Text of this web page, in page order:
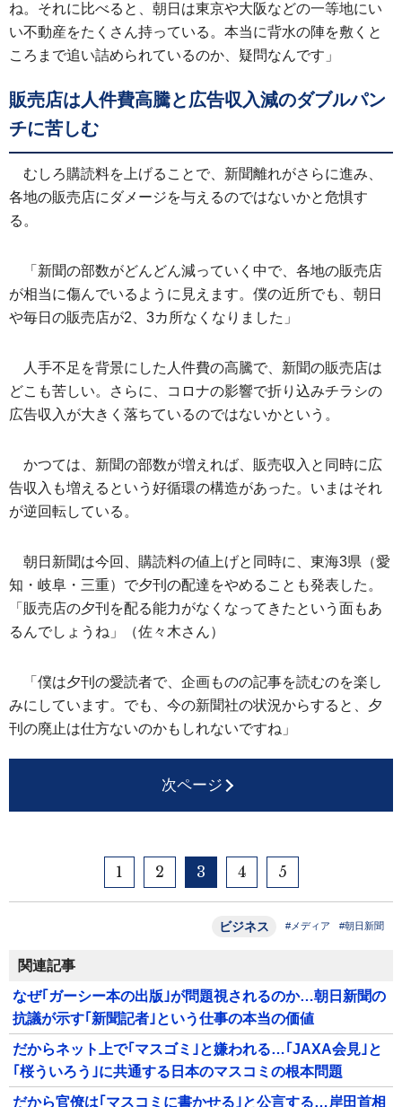
ね。それに比べると、朝日は東京や大阪などの一等地にい
い不動産をたくさん持っている。本当に背水の陣を敷くと
ころまで追い詰められているのか、疑問なんです」
販売店は人件費高騰と広告収入減のダブルパン
チに苦しむ
むしろ購読料を上げることで、新聞離れがさらに進み、
各地の販売店にダメージを与えるのではないかと危惧す
る。
「新聞の部数がどんどん減っていく中で、各地の販売店
が相当に傷んでいるように見えます。僕の近所でも、朝日
や毎日の販売店が2、3カ所なくなりました」
人手不足を背景にした人件費の高騰で、新聞の販売店は
どこも苦しい。さらに、コロナの影響で折り込みチラシの
広告収入が大きく落ちているのではないかという。
かつては、新聞の部数が増えれば、販売収入と同時に広
告収入も増えるという好循環の構造があった。いまはそれ
が逆回転している。
朝日新聞は今回、購読料の値上げと同時に、東海3県（愛
知・岐阜・三重）で夕刊の配達をやめることも発表した。
「販売店の夕刊を配る能力がなくなってきたという面もあ
るんでしょうね」（佐々木さん）
「僕は夕刊の愛読者で、企画ものの記事を読むのを楽し
みにしています。でも、今の新聞社の状況からすると、夕
刊の廃止は仕方ないのかもしれないですね」
次ページ
1 2 3 4 5
ビジネス #メディア #朝日新聞
関連記事
なぜ｢ガーシー本の出版｣が問題視されるのか…朝日新聞の
抗議が示す｢新聞記者｣という仕事の本当の価値
だからネット上で｢マスゴミ｣と嫌われる…｢JAXA会見｣と
｢桜ういろう｣に共通する日本のマスコミの根本問題
だから官僚は｢マスコミに書かせる｣と公言する…岸田首相